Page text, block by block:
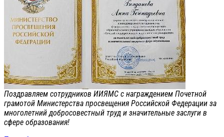
Поздравляем сотрудников ИИЯМС с награждением Почетной
грамотой Министерства просвещения Российской Федерации за
многолетний добросовестный труд и значительные заслуги в
сфере образования!